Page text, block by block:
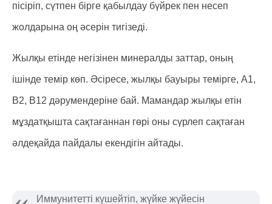
пісіріп, сүтпен бірге қабылдау бүйрек пен несеп
жолдарына оң әсерін тигізеді.
Жылқы етінде негізінен минералды заттар, оның
ішінде темір көп. Әсіресе, жылқы бауыры темірге, А1,
В2, В12 дәрумендеріне бай. Мамандар жылқы етін
мұздатқышта сақтағаннан гөрі оны сүрлеп сақтаған
әлдеқайда пайдалы екендігін айтады.
Иммунитетті күшейтіп, жүйке жүйесін